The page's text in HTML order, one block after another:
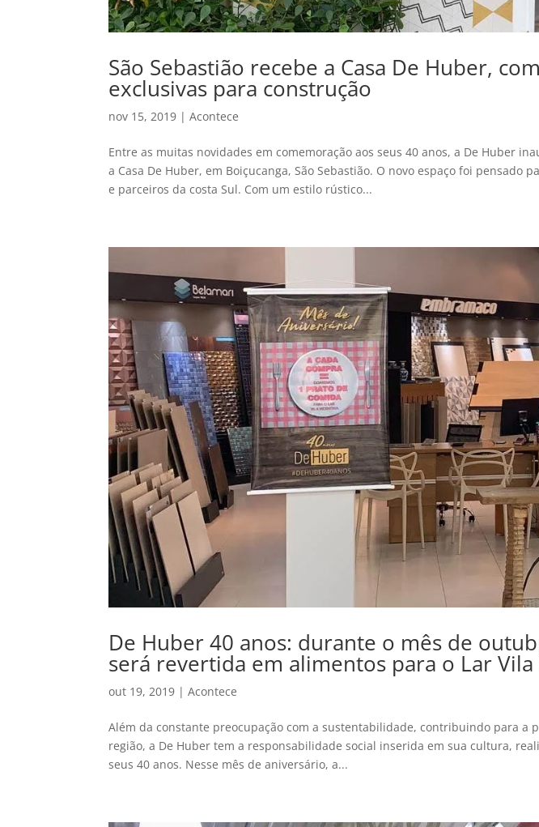
São Sebastião recebe a Casa De Huber,
exclusivas para construção
nov 15, 2019 |Acontece
Entre as muitas novidades em comemoração aos seus 40 anos, a De Huber
a Casa De Huber, em Boiçucanga, São Sebastião. O novo espaço foi pensado
e parceiros da costa Sul. Com um estilo rústico...
De Huber 40 anos: durante o mês de
será revertida em alimentos para o Lar
out 19, 2019 |Acontece
Além da constante preocupação com a sustentabilidade, contribuindo para a
região, a De Huber tem a responsabilidade social inserida em sua cultura,
seus 40 anos. Nesse mês de aniversário, a...